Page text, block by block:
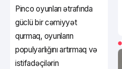
Pinco oyunları ətrafında
güclü bir cəmiyyət
qurmaq, oyunların
populyarlığını artırmaq və
istifadəçilərin